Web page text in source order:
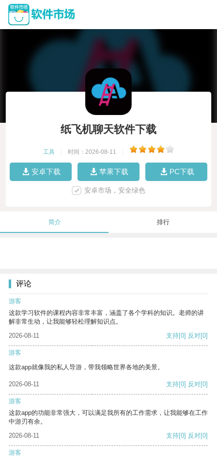
纸飞机聊天软件下载
工具 时间：2026-08-11
安卓下载 苹果下载 PC下载
安卓市场，安全绿色
简介 排行
评论
游客
这款学习软件的课程内容非常丰富，涵盖了各个学科的知识。老师的讲
解非常生动，让我能够轻松理解知识点。
2026-08-11
支持[0] 反对[0]
游客
这款app就像我的私人导游，带我领略世界各地的美景。
2026-08-11 支持[0] 反对[0]
游客
这款app的功能非常强大，可以满足我所有的工作需求，让我能够在工作
中游刃有余。
2026-08-11
支持[0] 反对[0]
游客